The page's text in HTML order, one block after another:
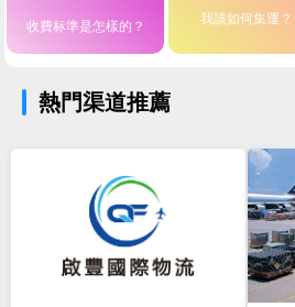
收費标準是怎樣的？ 我該如何集運？
熱門渠道推薦